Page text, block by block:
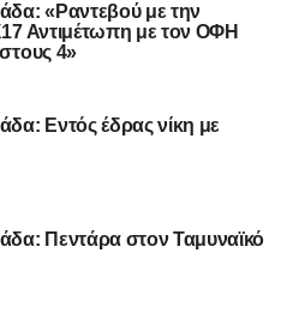
«Ραντεβού με την
Αντιμέτωπη με τον ΟΦΗ
4»
Εντός έδρας νίκη με
Πεντάρα στον Ταμυναϊκό